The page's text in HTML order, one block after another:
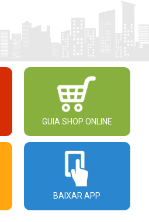
GUIA SHOP ONLINE
BAIXAR APP